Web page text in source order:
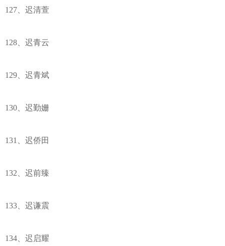
127、迟清萱
128、迟青云
129、迟青斌
130、迟勤姗
131、迟侨田
132、迟前臻
133、迟谦震
134、迟启耀